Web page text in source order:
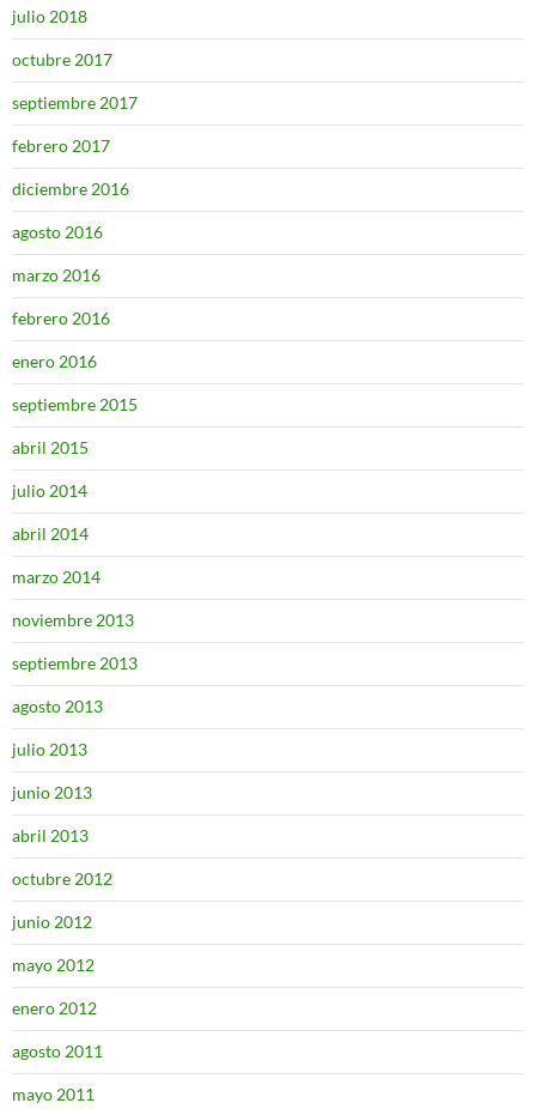
julio 2018
octubre 2017
septiembre 2017
febrero 2017
diciembre 2016
agosto 2016
marzo 2016
febrero 2016
enero 2016
septiembre 2015
abril 2015
julio 2014
abril 2014
marzo 2014
noviembre 2013
septiembre 2013
agosto 2013
julio 2013
junio 2013
abril 2013
octubre 2012
junio 2012
mayo 2012
enero 2012
agosto 2011
mayo 2011